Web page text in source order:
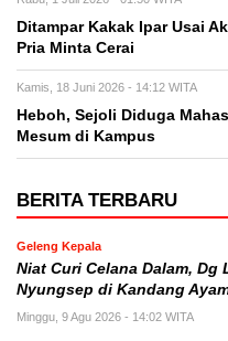
Ditampar Kakak Ipar Usai
Pria Minta Cerai
Kamis, 18 Juni 2026 - 14:12 WITA
Heboh, Sejoli Diduga
Mesum di Kampus
BERITA TERBARU
Geleng Kepala
Niat Curi Celana Dalam, Dg
Nyungsep di Kandang
Minggu, 9 Agu 2026 - 14:02 WITA